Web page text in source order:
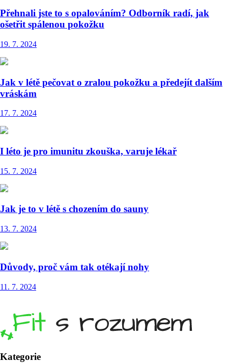
Přehnali jste to s opalováním? Odborník radí, jak
ošetřit spálenou pokožku
19. 7. 2024
Jak v létě pečovat o zralou pokožku a předejít dalším
vráskám
17. 7. 2024
I léto je pro imunitu zkouška, varuje lékař
15. 7. 2024
Jak je to v létě s chozením do sauny
13. 7. 2024
Důvody, proč vám tak otékají nohy
11. 7. 2024
Kategorie